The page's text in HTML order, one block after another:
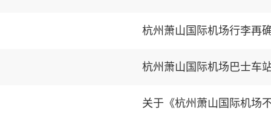
杭州萧山国际机场行李再
杭州萧山国际机场巴士车
关于《杭州萧山国际机场